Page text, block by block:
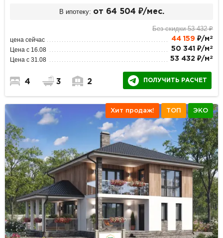
В ипотеку: от 64 504 ₽/мес.
Без скидки 53 432 ₽
цена сейчас 44 159 ₽/м 2
Цена с 16.08 50 341 ₽/м 2
Цена с 31.08 53 432 ₽/м 2
4 3 2 ПОЛУЧИТЬ РАСЧЕТ
Хит продаж! ТОП ЭКО